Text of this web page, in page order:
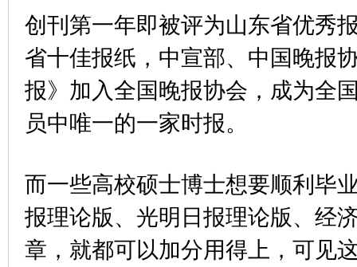
创刊第一年即被评为山东省优秀
省十佳报纸，中宣部、中国晚报
报》加入全国晚报协会，成为全
员中唯一的一家时报。
而一些高校硕士博士想要顺利毕
报理论版、光明日报理论版、经
章，就都可以加分用得上，可见